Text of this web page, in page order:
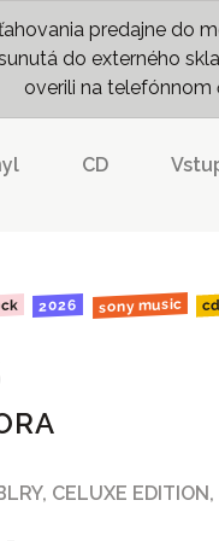
predajne do
do externého
overili na telefónnom
CD
2026 sony music cd
CELUXE